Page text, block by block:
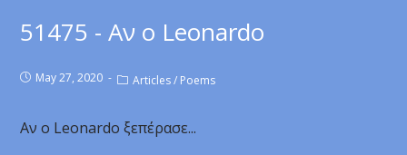
51475 - Αν ο Leonardo
May 27, 2020 Articles / Poems
Αν ο Leonardo ξεπέρασε...